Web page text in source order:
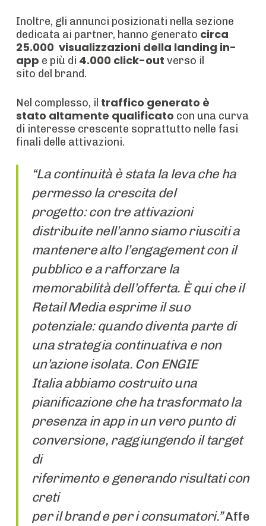
Inoltre, gli annunci posizionati nella sezione
dedicata ai partner, hanno generato circa
25.000 visualizzazioni della landing in-
app e più di 4.000 click-out verso il
sito del brand.
Nel complesso, il traffico generato è
stato altamente qualificato con una curva
di interesse crescente soprattutto nelle fasi
finali delle attivazioni.
“La continuità è stata la leva che ha
permesso la crescita del
progetto: con tre attivazioni
distribuite nell’anno siamo riusciti a
mantenere alto l’engagement con il
pubblico e a rafforzare la
memorabilità dell’offerta. È qui che il
Retail Media esprime il suo
potenziale: quando diventa parte di
una strategia continuativa e non
un’azione isolata. Con ENGIE
Italia abbiamo costruito una
pianificazione che ha trasformato la
presenza in app in un vero punto di
conversione, raggiungendo il target
di
riferimento e generando risultati con
creti
per il brand e per i consumatori.”Affe